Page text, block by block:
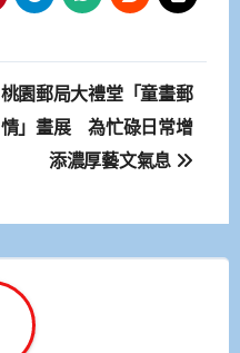
桃園郵局大禮堂「童畫郵
情」畫展 為忙碌日常增
添濃厚藝文氣息